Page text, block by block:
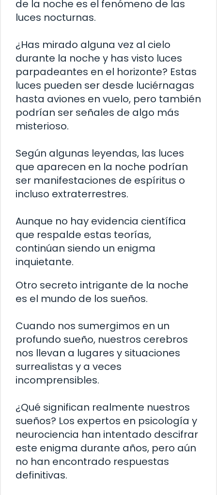
de la noche es el fenómeno de las
luces nocturnas.
¿Has mirado alguna vez al cielo
durante la noche y has visto luces
parpadeantes en el horizonte? Estas
luces pueden ser desde luciérnagas
hasta aviones en vuelo, pero también
podrían ser señales de algo más
misterioso.
Según algunas leyendas, las luces
que aparecen en la noche podrían
ser manifestaciones de espíritus o
incluso extraterrestres.
Aunque no hay evidencia científica
que respalde estas teorías,
continúan siendo un enigma
inquietante.
Otro secreto intrigante de la noche
es el mundo de los sueños.
Cuando nos sumergimos en un
profundo sueño, nuestros cerebros
nos llevan a lugares y situaciones
surrealistas y a veces
incomprensibles.
¿Qué significan realmente nuestros
sueños? Los expertos en psicología y
neurociencia han intentado descifrar
este enigma durante años, pero aún
no han encontrado respuestas
definitivas.